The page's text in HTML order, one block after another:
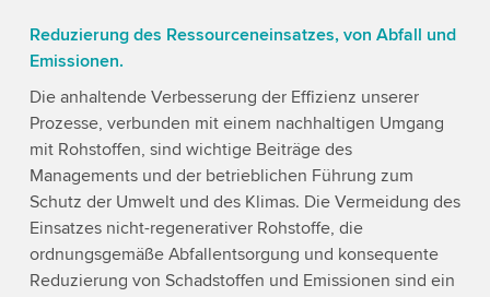
Reduzierung des Ressourceneinsatzes, von Abfall und
Emissionen.
Die anhaltende Verbesserung der Effizienz unserer
Prozesse, verbunden mit einem nachhaltigen Umgang
mit Rohstoffen, sind wichtige Beiträge des
Managements und der betrieblichen Führung zum
Schutz der Umwelt und des Klimas. Die Vermeidung des
Einsatzes nicht-regenerativer Rohstoffe, die
ordnungsgemäße Abfallentsorgung und konsequente
Reduzierung von Schadstoffen und Emissionen sind ein